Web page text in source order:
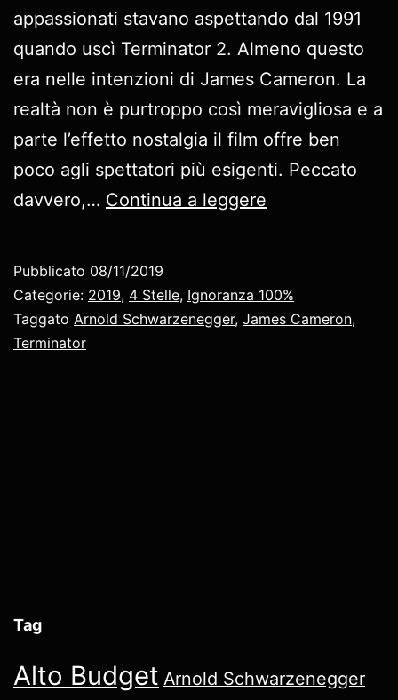
appassionati stavano aspettando dal 1991
quando uscì Terminator 2. Almeno questo
era nelle intenzioni di James Cameron. La
realtà non è purtroppo così meravigliosa e a
parte l’effetto nostalgia il film offre ben
poco agli spettatori più esigenti. Peccato
davvero,… Continua a leggere
Oscuro
Pubblicato 08/11/2019
Categorie: 2019, 4 Stelle, Ignoranza 100%
Taggato Arnold Schwarzenegger, James Cameron,
Terminator
Tag
Alto Budget Arnold Schwarzenegger